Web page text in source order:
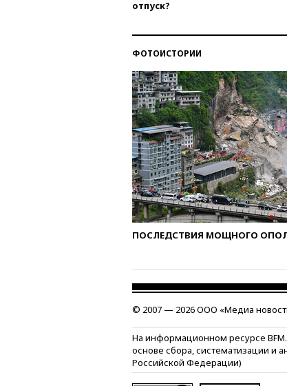
отпуск?
ФОТОИСТОРИИ
ПОСЛЕДСТВИЯ МОЩНОГО
© 2007 — 2026 ООО «Медиа
На информационном ресурсе
основе сбора, систематизации и
Российской Федерации)